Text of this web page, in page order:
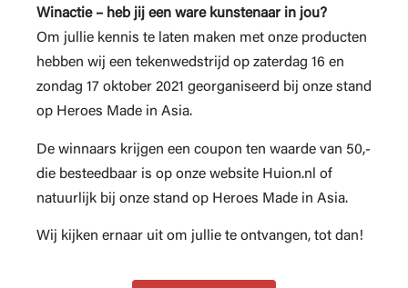
Winactie – heb jij een ware kunstenaar in jou?
Om jullie kennis te laten maken met onze producten
hebben wij een tekenwedstrijd op zaterdag 16 en
zondag 17 oktober 2021 georganiseerd bij onze stand
op Heroes Made in Asia.
De winnaars krijgen een coupon ten waarde van 50,-
die besteedbaar is op onze website Huion.nl of
natuurlijk bij onze stand op Heroes Made in Asia.
Wij kijken ernaar uit om jullie te ontvangen, tot dan!